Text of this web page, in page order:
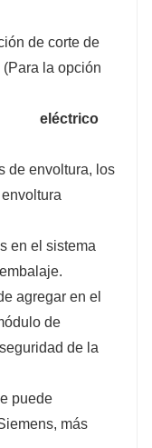
de corte de
la opción
eléctrico
de envoltura, los
en el sistema
agregar en el
de
de la
puede
más